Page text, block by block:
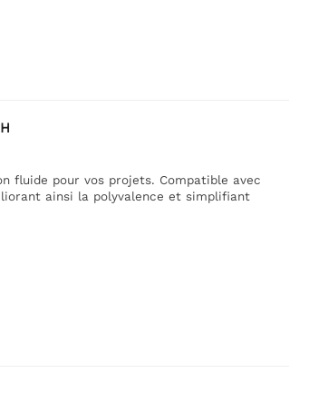
fluide pour vos projets. Compatible avec
ainsi la polyvalence et simplifiant